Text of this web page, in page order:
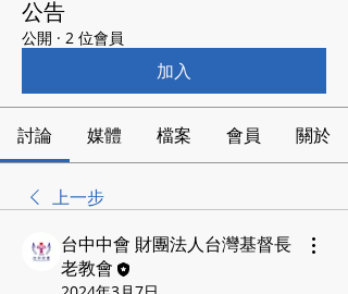
公告
公開 · 2 位會員
加入
討論 媒體 檔案 會員 關於
上一步
台中中會 財團法人台灣基督長
老教會